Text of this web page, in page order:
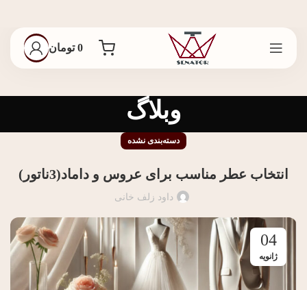
0 تومان
وبلاگ
دسته‌بندی نشده
انتخاب عطر مناسب برای عروس و داماد(3ناتور)
داود زلف خانی
04
ژانویه